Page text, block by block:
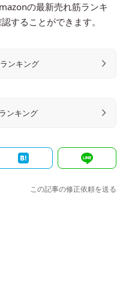
の最新売れ筋ランキ
することができます。
ンキング
ンキング
この記事の修正依頼を送る